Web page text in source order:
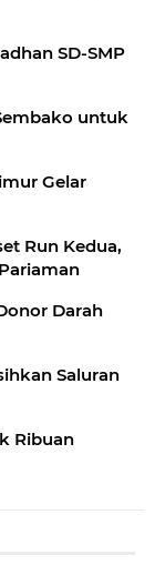
SD-SMP
untuk
Gelar
Run Kedua,
Darah
Saluran
Ribuan